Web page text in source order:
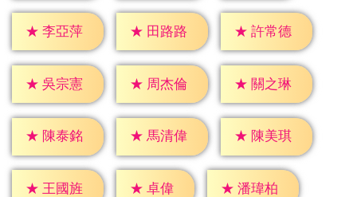
★ 李亞萍 ★ 田路路 ★ 許常德
★ 吳宗憲 ★ 周杰倫 ★ 關之琳
★ 陳泰銘 ★ 馬清偉 ★ 陳美琪
★ 王國旌 ★ 卓偉 ★ 潘瑋柏